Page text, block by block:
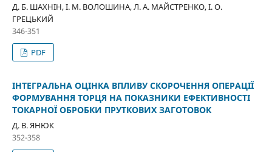
Д. Б. ШАХНІН, І. М. ВОЛОШИНА, Л. А. МАЙСТРЕНКО, І. О.
ГРЕЦЬКИЙ
346-351
PDF
ІНТЕГРАЛЬНА ОЦІНКА ВПЛИВУ СКОРОЧЕННЯ ОПЕРАЦІЇ
ФОРМУВАННЯ ТОРЦЯ НА ПОКАЗНИКИ ЕФЕКТИВНОСТІ
ТОКАРНОЇ ОБРОБКИ ПРУТКОВИХ ЗАГОТОВОК
Д. В. ЯНЮК
352-358